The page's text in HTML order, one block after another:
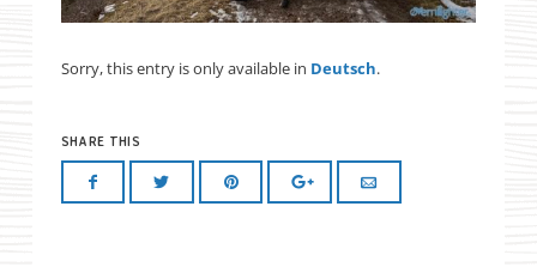
Sorry, this entry is only available in Deutsch.
SHARE THIS